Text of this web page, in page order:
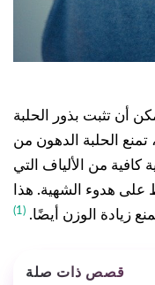
أن تثبت بذور الحلبة
، تمنع الحلبة الدهون من
من الألياف التي
هدوء الشهية. هذا
زيادة الوزن أيضًا. (1)
قصص ذات صلة